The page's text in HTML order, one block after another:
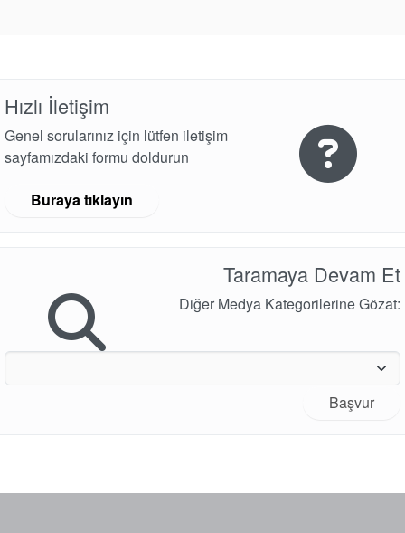
Sistemi
Hızlı İletişim
Genel sorularınız için lütfen iletişim
sayfamızdaki formu doldurun
Buraya tıklayın
Taramaya Devam Et
Diğer Medya Kategorilerine Gözat:
Başvur